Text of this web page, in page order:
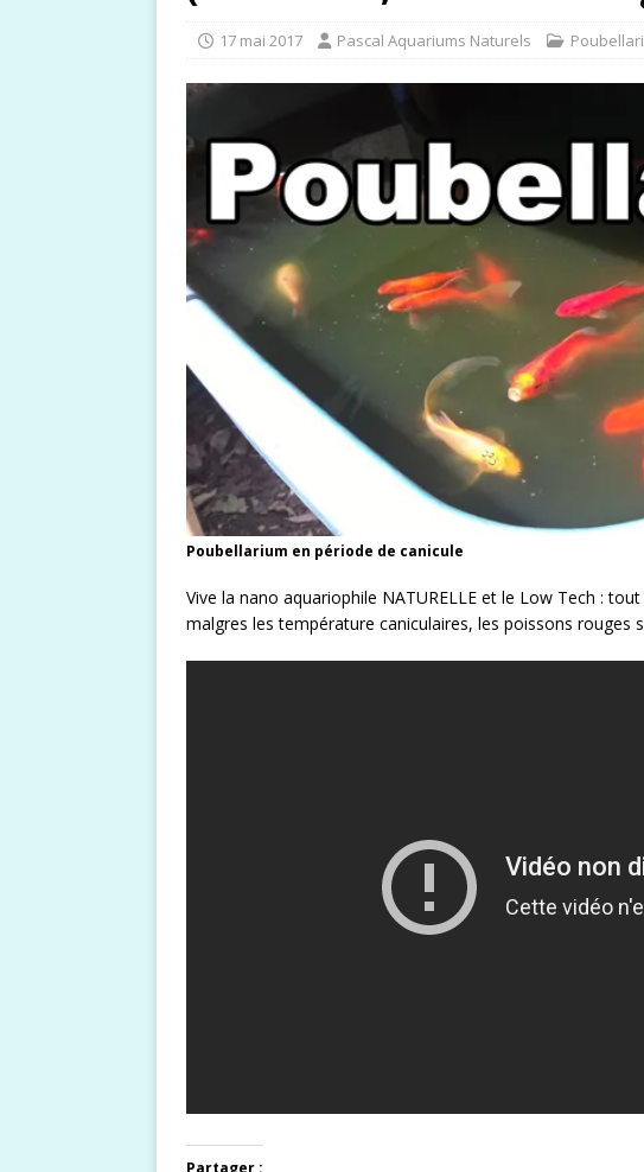
17 mai 2017 Pascal Aquariums Naturels
Poubellarium en période de canicule
Vive la nano aquariophile NATURELLE et le Low Tech :
malgres les température caniculaires, les poissons rouges